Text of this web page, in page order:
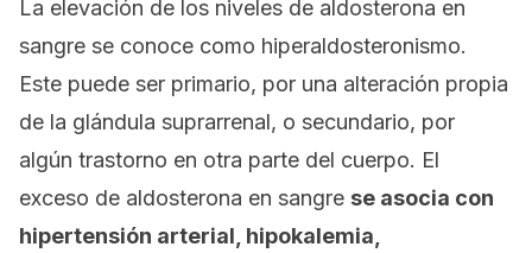
La elevación de los niveles de aldosterona en
sangre se conoce como hiperaldosteronismo.
Este puede ser primario, por una alteración propia
de la glándula suprarrenal, o secundario, por
algún trastorno en otra parte del cuerpo. El
exceso de aldosterona en sangre se asocia con
hipertensión arterial, hipokalemia,